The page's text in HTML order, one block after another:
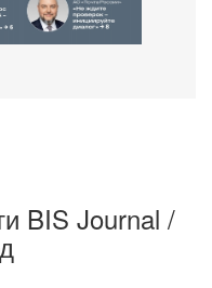
BIS Journal /